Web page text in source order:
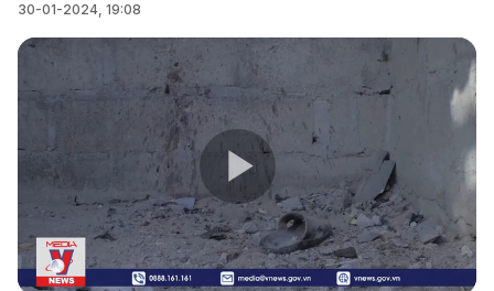
30-01-2024, 19:08
Play
Video